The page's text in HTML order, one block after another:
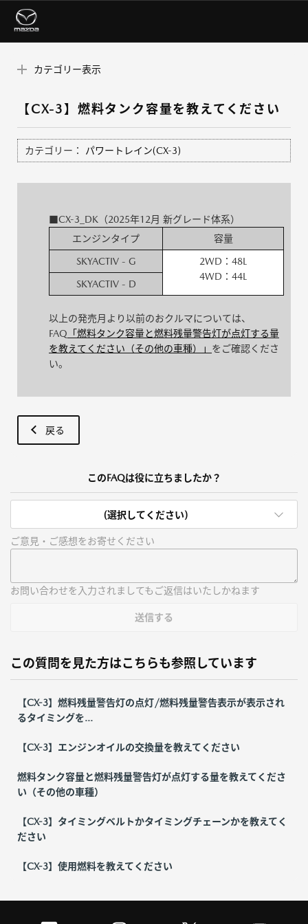
カテゴリー表示
【CX-3】燃料タンク容量を教えてください
カテゴリー： パワートレイン(CX-3)
■CX-3_DK（2025年12月 新グレード体系）
エンジンタイプ
容量
SKYACTIV - G
2WD：48L
4WD：44L
SKYACTIV - D
以上の発売月より以前のおクルマについては、
FAQ 「燃料タンク容量と燃料残量警告灯が点灯する量
を教えてください（その他の車種）」 をご確認くださ
い。
戻る
このFAQは役に立ちましたか？
(選択してください)
ご意見・ご感想をお寄せください
お問い合わせを入力されましてもご返信はいたしかねます
送信する
この質問を見た方はこちらも参照しています
【CX-3】燃料残量警告灯の点灯/燃料残量警告表示が表示され
るタイミングを...
【CX-3】エンジンオイルの交換量を教えてください
燃料タンク容量と燃料残量警告灯が点灯する量を教えてくださ
い（その他の車種）
【CX-3】タイミングベルトかタイミングチェーンかを教えてく
ださい
【CX-3】使用燃料を教えてください